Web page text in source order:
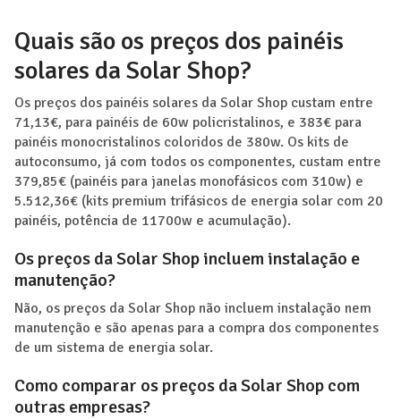
Quais são os preços dos painéis
solares da Solar Shop?
Os preços dos painéis solares da Solar Shop custam entre
71,13€, para painéis de 60w policristalinos, e 383€ para
painéis monocristalinos coloridos de 380w. Os kits de
autoconsumo, já com todos os componentes, custam entre
379,85€ (painéis para janelas monofásicos com 310w) e
5.512,36€ (kits premium trifásicos de energia solar com 20
painéis, potência de 11700w e acumulação).
Os preços da Solar Shop incluem instalação e
manutenção?
Não, os preços da Solar Shop não incluem instalação nem
manutenção e são apenas para a compra dos componentes
de um sistema de energia solar.
Como comparar os preços da Solar Shop com
outras empresas?